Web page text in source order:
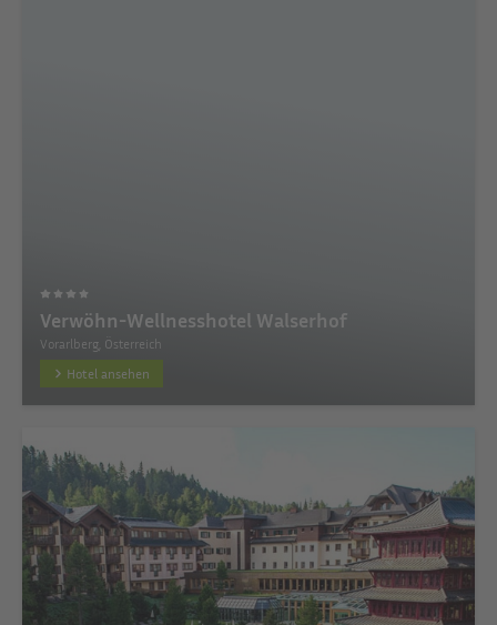
Verwöhn-Wellnesshotel Walserhof
Vorarlberg, Österreich
Hotel ansehen